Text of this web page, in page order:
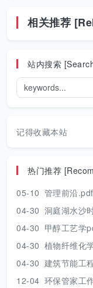
相关推荐
站内搜索
记得收藏本站
热门推荐
05-10 管理前沿
04-30 洞庭湖水沙时空
04-30 甲醇工艺学
04-30 植物纤维化
04-30 建筑节能工程
12-04 环保管家工